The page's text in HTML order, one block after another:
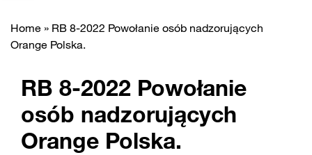
Home » RB 8-2022 Powołanie osób nadzorujących
Orange Polska.
RB 8-2022 Powołanie
osób nadzorujących
Orange Polska.